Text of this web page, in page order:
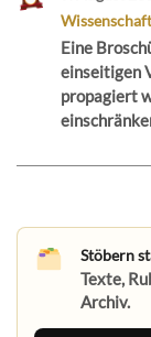
Eine
einseitigen
propagiert
Stöbern
Texte,
Archiv.